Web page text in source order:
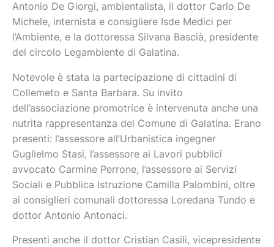
Antonio De Giorgi, ambientalista, il dottor Carlo De
Michele, internista e consigliere Isde Medici per
l’Ambiente, e la dottoressa Silvana Bascià, presidente
del circolo Legambiente di Galatina.
Notevole è stata la partecipazione di cittadini di
Collemeto e Santa Barbara. Su invito
dell’associazione promotrice è intervenuta anche una
nutrita rappresentanza del Comune di Galatina. Erano
presenti: l’assessore all’Urbanistica ingegner
Guglielmo Stasi, l’assessore ai Lavori pubblici
avvocato Carmine Perrone, l’assessore ai Servizi
Sociali e Pubblica Istruzione Camilla Palombini, oltre
ai consiglieri comunali dottoressa Loredana Tundo e
dottor Antonio Antonaci.
Presenti anche il dottor Cristian Casili, vicepresidente